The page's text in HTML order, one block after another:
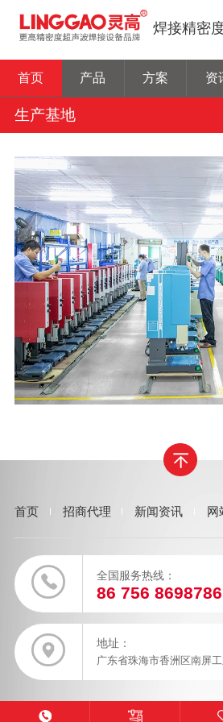
焊接精密
首页 产品 方案 资
生产基地
首页 招商代理 新闻资讯 网
全国服务热线：
86 756 8698786
地址：
广东省珠海市香洲区南屏